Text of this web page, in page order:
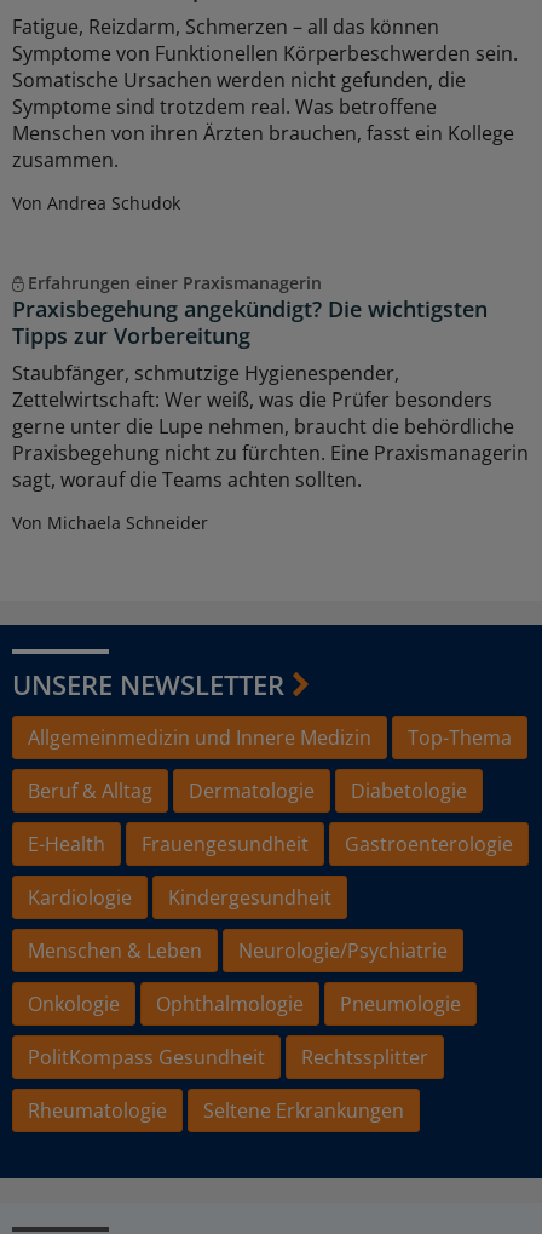
Fatigue, Reizdarm, Schmerzen – all das können
Symptome von Funktionellen Körperbeschwerden sein.
Somatische Ursachen werden nicht gefunden, die
Symptome sind trotzdem real. Was betroffene
Menschen von ihren Ärzten brauchen, fasst ein Kollege
zusammen.
Von Andrea Schudok
Erfahrungen einer Praxismanagerin
Praxisbegehung angekündigt? Die wichtigsten
Tipps zur Vorbereitung
Staubfänger, schmutzige Hygienespender,
Zettelwirtschaft: Wer weiß, was die Prüfer besonders
gerne unter die Lupe nehmen, braucht die behördliche
Praxisbegehung nicht zu fürchten. Eine Praxismanagerin
sagt, worauf die Teams achten sollten.
Von Michaela Schneider
UNSERE NEWSLETTER
Allgemeinmedizin und Innere Medizin
Top-Thema
Beruf & Alltag
Dermatologie
Diabetologie
E-Health
Frauengesundheit
Gastroenterologie
Kardiologie
Kindergesundheit
Menschen & Leben
Neurologie/Psychiatrie
Onkologie
Ophthalmologie
Pneumologie
PolitKompass Gesundheit
Rechtssplitter
Rheumatologie
Seltene Erkrankungen